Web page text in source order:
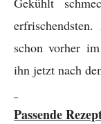
schon vorher
ihn jetzt nach
Passende